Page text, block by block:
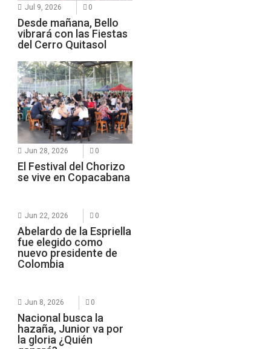
Jul 9, 2026 0
Desde mañana, Bello
vibrará con las Fiestas
del Cerro Quitasol
Jun 28, 2026 0
El Festival del Chorizo
se vive en Copacabana
Jun 22, 2026 0
Abelardo de la Espriella
fue elegido como
nuevo presidente de
Colombia
Jun 8, 2026 0
Nacional busca la
hazaña, Junior va por
la gloria ¿Quién